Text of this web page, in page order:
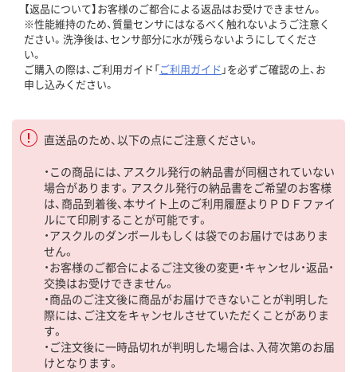
【返品について】お客様のご都合による返品はお受けできません。
※性能維持のため、質量センサにはなるべく触れないようご注意く
ださい。洗浄後は、センサ部分に水が残らないようにしてくださ
い。
ご購入の際は、ご利用ガイド「ご利用ガイド 」を必ずご確認の上、お
申し込みください。
直送品のため、以下の点にご注意ください。
・この商品には、アスクル発行の納品書が同梱されていない
場合があります。アスクル発行の納品書をご希望のお客様
は、商品到着後、本サイト上のご利用履歴よりＰＤＦファイ
ルにて印刷することが可能です。
・アスクルのダンボールもしくは袋でのお届けではありま
せん。
・お客様のご都合によるご注文後の変更・キャンセル・返品・
交換はお受けできません。
・商品のご注文後に商品がお届けできないことが判明した
際には、ご注文をキャンセルさせていただくことがありま
す。
・ご注文後に一時品切れが判明した場合は、入荷次第のお届
けとなります。